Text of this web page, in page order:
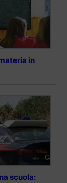
in
scuola: